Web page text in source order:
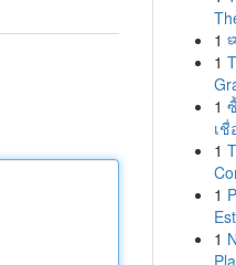
1
1
1
เชื่
1
1
1